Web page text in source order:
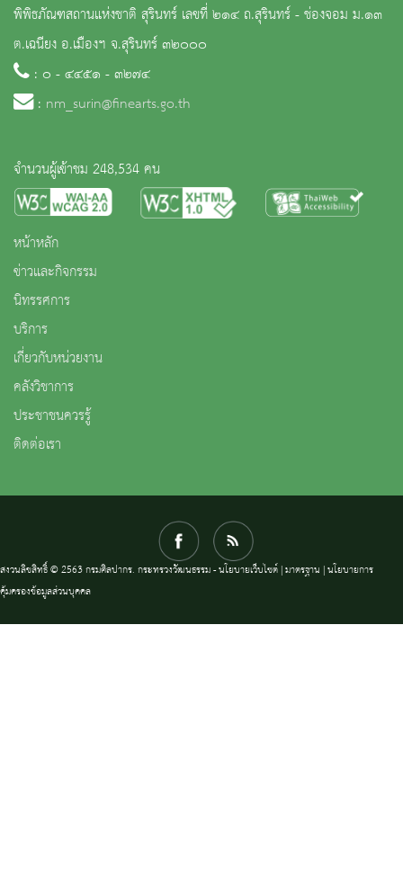
พิพิธภัณฑสถานแห่งชาติ สุรินทร์ เลขที่ ๒๑๔ ถ.สุรินทร์ - ช่องจอม ม.๑๓
ต.เฉนียง อ.เมืองฯ จ.สุรินทร์ ๓๒๐๐๐
: ๐ - ๔๔๕๑ - ๓๒๗๔
: nm_surin@finearts.go.th
จำนวนผู้เข้าชม 248,534 คน
หน้าหลัก
ข่าวและกิจกรรม
นิทรรศการ
บริการ
เกี่ยวกับหน่วยงาน
คลังวิชาการ
ประชาชนควรรู้
ติดต่อเรา
สงวนลิขสิทธิ์ © 2563 กรมศิลปากร. กระทรวงวัฒนธรรม -นโยบายเว็บไซต์|มาตรฐาน |นโยบายการ
คุ้มครองข้อมูลส่วนบุคคล